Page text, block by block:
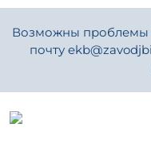
Возможны проблемы
почту